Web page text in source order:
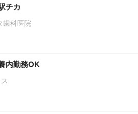
チカ
歯科医院
内勤務OK